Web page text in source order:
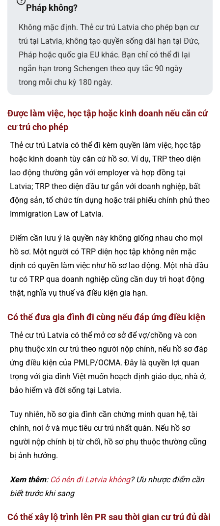
Pháp không?
Không mặc định. Thẻ cư trú Latvia cho phép bạn cư
trú tại Latvia, không tạo quyền sống dài hạn tại Đức,
Pháp hoặc quốc gia EU khác. Bạn chỉ có thể đi lại
ngắn hạn trong Schengen theo quy tắc 90 ngày
trong mỗi chu kỳ 180 ngày.
Được làm việc, học tập hoặc kinh doanh nếu căn cứ
cư trú cho phép
Thẻ cư trú Latvia có thể đi kèm quyền làm việc, học tập
hoặc kinh doanh tùy căn cứ hồ sơ. Ví dụ, TRP theo diện
lao động thường gắn với employer và hợp đồng tại
Latvia; TRP theo diện đầu tư gắn với doanh nghiệp, bất
động sản, tổ chức tín dụng hoặc trái phiếu chính phủ theo
Immigration Law of Latvia.
Điểm cần lưu ý là quyền này không giống nhau cho mọi
hồ sơ. Một người có TRP diện học tập không nên mặc
định có quyền làm việc như hồ sơ lao động. Một nhà đầu
tư có TRP qua doanh nghiệp cũng cần duy trì hoạt động
thật, nghĩa vụ thuế và điều kiện gia hạn.
Có thể đưa gia đình đi cùng nếu đáp ứng điều kiện
Thẻ cư trú Latvia có thể mở cơ sở để vợ/chồng và con
phụ thuộc xin cư trú theo người nộp chính, nếu hồ sơ đáp
ứng điều kiện của PMLP/OCMA. Đây là quyền lợi quan
trọng với gia đình Việt muốn hoạch định giáo dục, nhà ở,
bảo hiểm và đời sống tại Latvia.
Tuy nhiên, hồ sơ gia đình cần chứng minh quan hệ, tài
chính, nơi ở và mục tiêu cư trú nhất quán. Nếu hồ sơ
người nộp chính bị từ chối, hồ sơ phụ thuộc thường cũng
bị ảnh hưởng.
Xem thêm: Có nên đi Latvia không? Ưu nhược điểm cần
biết trước khi sang
Có thể xây lộ trình lên PR sau thời gian cư trú đủ dài